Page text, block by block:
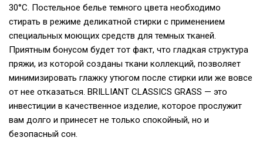
30°С. Постельное белье темного цвета необходимо
стирать в режиме деликатной стирки с применением
специальных моющих средств для темных тканей.
Приятным бонусом будет тот факт, что гладкая структура
пряжи, из которой созданы ткани коллекций, позволяет
минимизировать глажку утюгом после стирки или же вовсе
от нее отказаться. BRILLIANT CLASSICS GRASS — это
инвестиции в качественное изделие, которое прослужит
вам долго и принесет не только спокойный, но и
безопасный сон.